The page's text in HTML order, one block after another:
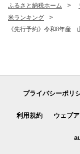
ふるさと納税ホーム
米ランキング
《先行予約》令和8年産
プライバシーポリ
利用規約 ウェブ